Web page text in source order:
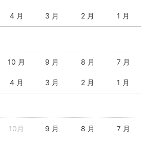
4 月 3 月 2 月 1 月
10 月 9 月 8 月 7 月
4 月 3 月 2 月 1 月
10月 9 月 8 月 7 月